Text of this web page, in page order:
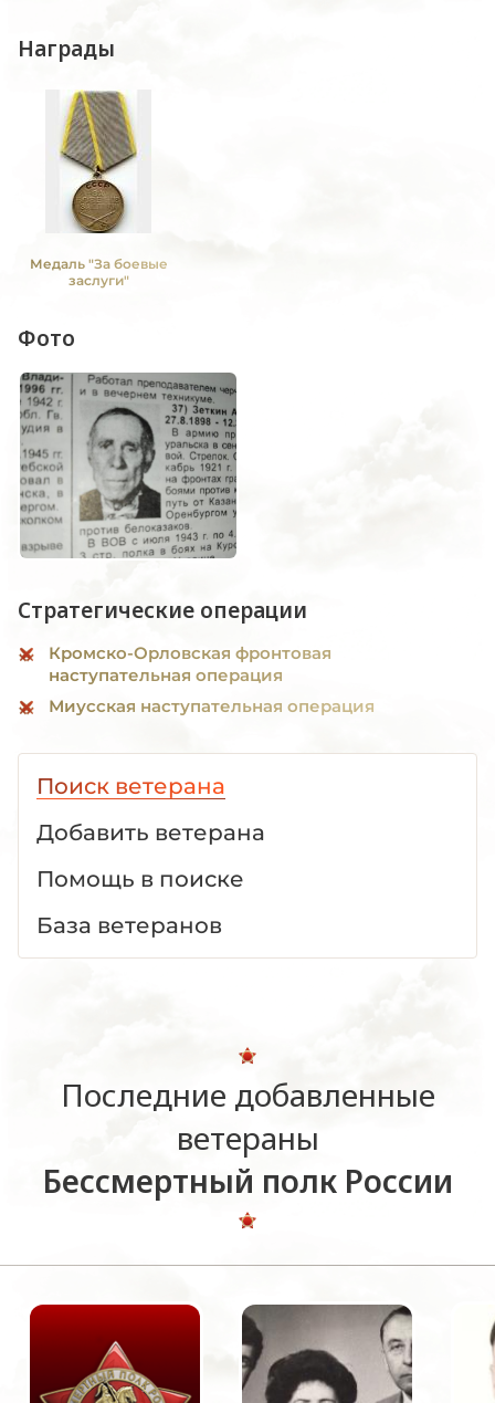
Награды
Медаль "За боевые
заслуги"
Фото
Стратегические операции
Кромско-Орловская фронтовая
наступательная операция
Миусская наступательная операция
Поиск ветерана
Добавить ветерана
Помощь в поиске
База ветеранов
Последние добавленные
ветераны
Бессмертный полк России